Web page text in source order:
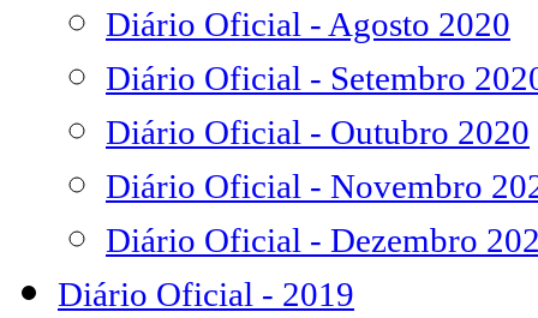
Diário Oficial - Agosto 2020
Diário Oficial - Setembro
Diário Oficial - Outubro 2020
Diário Oficial - Novembro
Diário Oficial - Dezembro
Diário Oficial - 2019